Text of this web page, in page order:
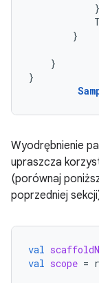
}
}
}
}
Wyodrębnienie
upraszcza
(porównaj
poprzedniej
val
val scope =